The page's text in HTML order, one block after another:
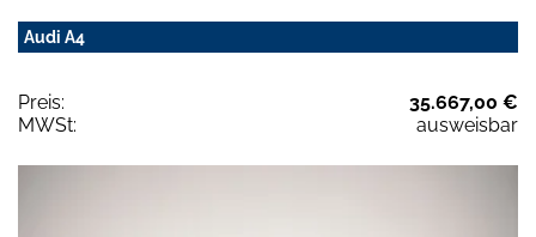
Audi A4
Preis:
35.667,00 €
MWSt:
ausweisbar